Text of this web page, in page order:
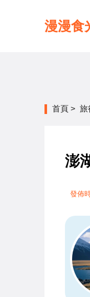
漫漫食
首頁 > 旅
澎
發佈